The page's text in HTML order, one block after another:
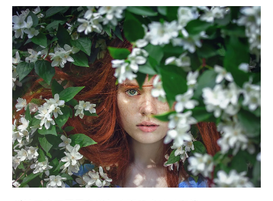
恵比寿の隠れ家的サロンを訪れる理由
パリエクと他のまつげエクステンションの
違い
サロンでの施術の流れを詳しく解説
施術後のアフターケアでさらに美しく
パリエクが与える目元の印象変化
サロンで体験できるリラクゼーション
初めてでも安心東京都渋谷区恵比寿のパリエク
サロンを探る